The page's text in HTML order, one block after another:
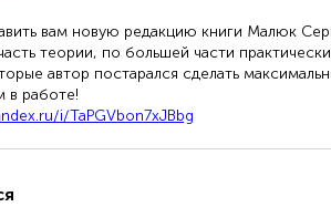
вам новую редакцию книги Малюк
теории, по большей части
автор постарался сделать
работе!
i/TaPGVbon7xJBbg